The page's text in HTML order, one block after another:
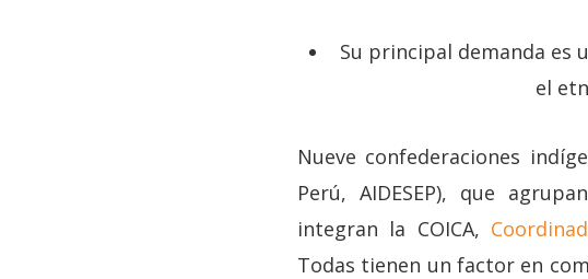
Su principal demanda es
el
Nueve confederaciones
Perú, AIDESEP), que
integran la COICA,
Todas tienen un factor en